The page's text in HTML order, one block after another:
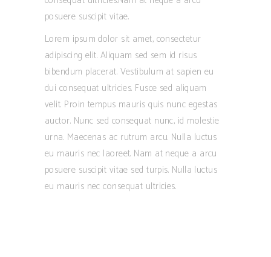
posuere suscipit vitae.
Lorem ipsum dolor sit amet, consectetur
adipiscing elit. Aliquam sed sem id risus
bibendum placerat. Vestibulum at sapien eu
dui consequat ultricies. Fusce sed aliquam
velit. Proin tempus mauris quis nunc egestas
auctor. Nunc sed consequat nunc, id molestie
urna. Maecenas ac rutrum arcu. Nulla luctus
eu mauris nec laoreet. Nam at neque a arcu
posuere suscipit vitae sed turpis. Nulla luctus
eu mauris nec consequat ultricies.